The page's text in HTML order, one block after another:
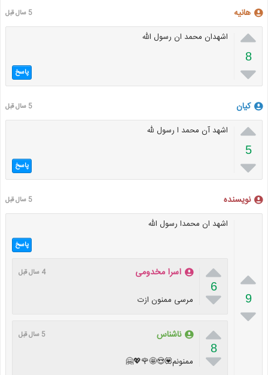
هانیه 5 سال قبل

8

اشهدان محمد ان رسول الله
پاسخ
کیان 5 سال قبل

5

اشهد آن محمد ا رسول لله
پاسخ
نویسنده 5 سال قبل

9

اشهد ان محمدا رسول الله
پاسخ

6

اسرا مخدومی 4 سال قبل
مرسی ممنون ازت

8

ناشناس 5 سال قبل
ممنونم💟😍🤩🌹💖🤗